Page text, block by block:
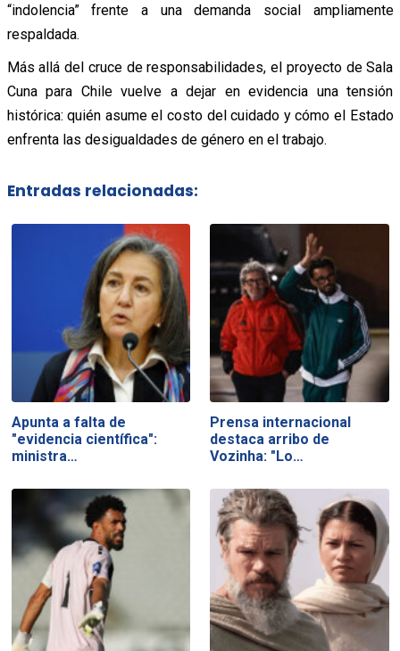
“indolencia” frente a una demanda social ampliamente
respaldada.
Más allá del cruce de responsabilidades, el proyecto de Sala
Cuna para Chile vuelve a dejar en evidencia una tensión
histórica: quién asume el costo del cuidado y cómo el Estado
enfrenta las desigualdades de género en el trabajo.
Entradas relacionadas:
Apunta a falta de
"evidencia científica":
ministra…
Prensa internacional
destaca arribo de
Vozinha: "Lo…